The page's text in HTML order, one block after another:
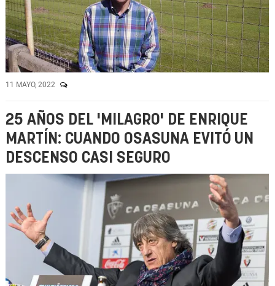
11 MAYO, 2022
25 AÑOS DEL 'MILAGRO' DE ENRIQUE
MARTÍN: CUANDO OSASUNA EVITÓ UN
DESCENSO CASI SEGURO